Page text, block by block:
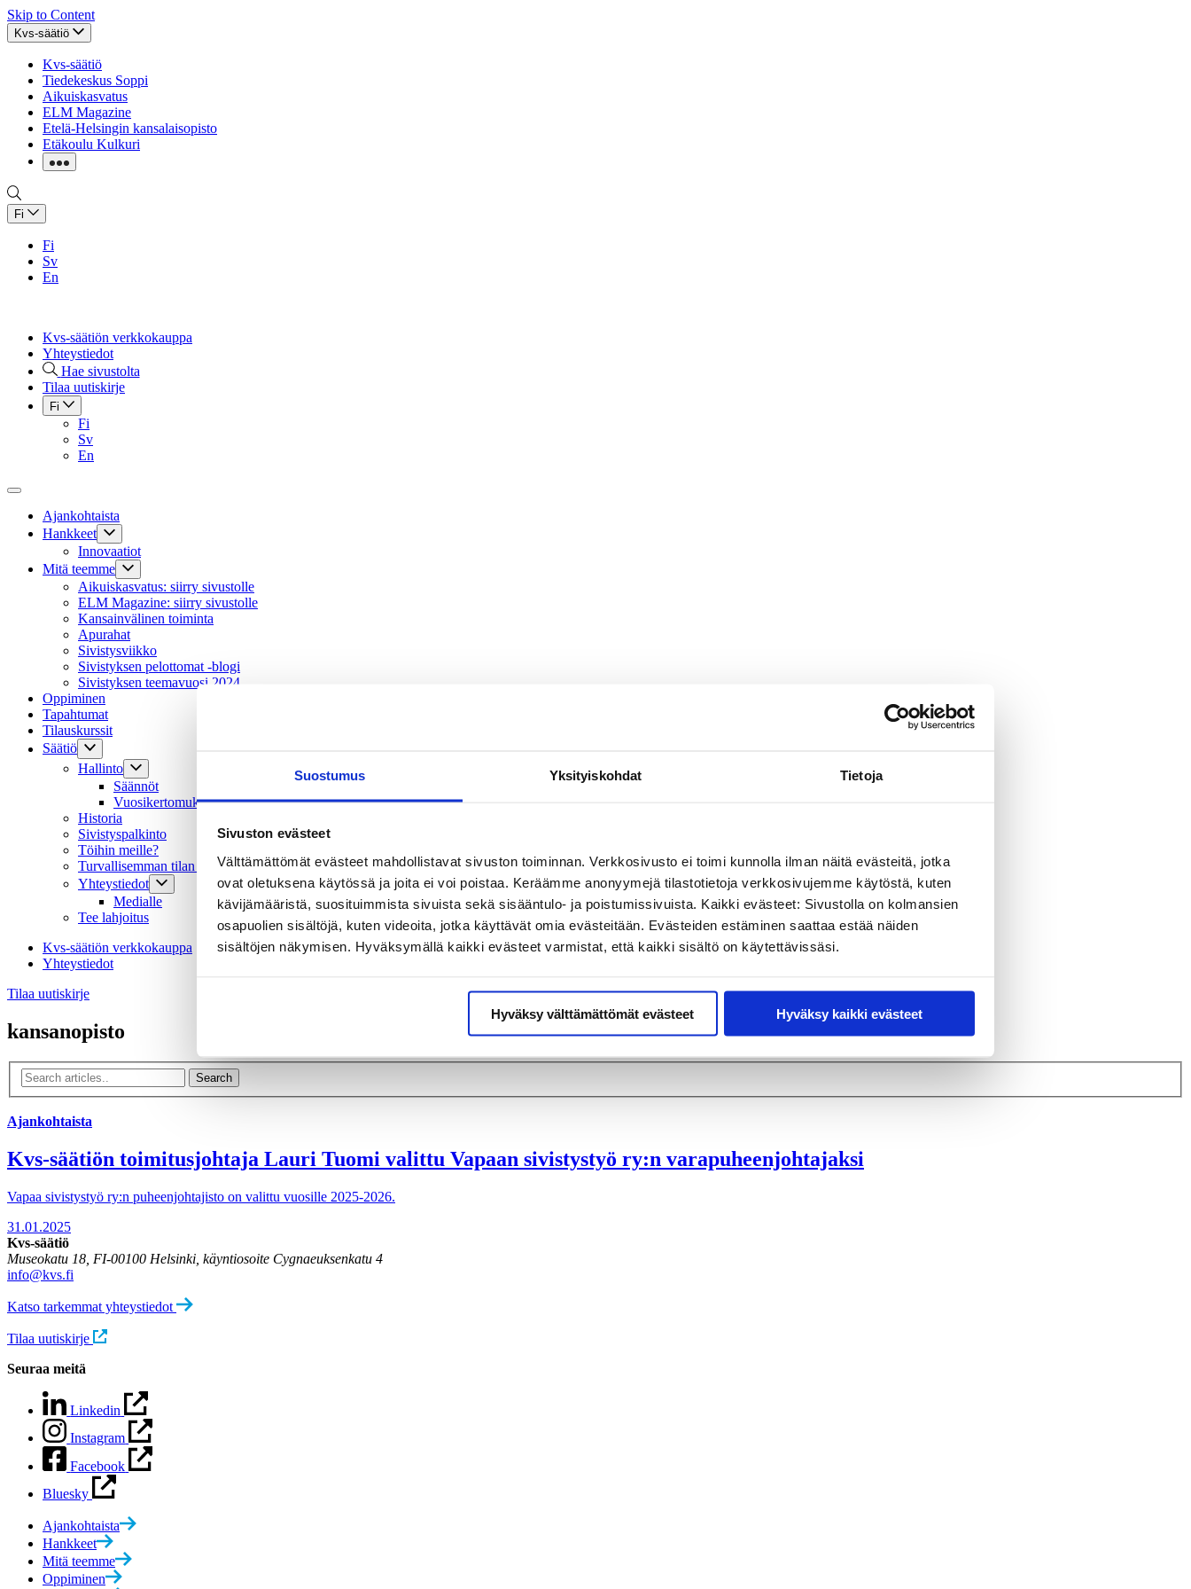
Suostumus Yksityiskohdat Tietoja
Sivuston evästeet
Välttämättömät evästeet mahdollistavat sivuston toiminnan. Verkkosivusto ei toimi kunnolla ilman näitä evästeitä, jotka
ovat oletuksena käytössä ja joita ei voi poistaa. Keräämme anonyymejä tilastotietoja verkkosivujemme käytöstä, kuten
kävijämääristä, suosituimmista sivuista sekä sisääntulo- ja poistumissivuista. Kaikki evästeet: Sivustolla on kolmansien
osapuolien sisältöjä, kuten videoita, jotka käyttävät omia evästeitään. Evästeiden estäminen saattaa estää näiden
sisältöjen näkymisen. Hyväksymällä kaikki evästeet varmistat, että kaikki sisältö on käytettävissäsi.
Hyväksy välttämättömät evästeet Hyväksy kaikki evästeet
Skip to Content
Kvs-säätiö
Kvs-säätiö
Tiedekeskus Soppi
Aikuiskasvatus
ELM Magazine
Etelä-Helsingin kansalaisopisto
Etäkoulu Kulkuri
Fi
Fi
Sv
En
Kvs-säätiön verkkokauppa
Yhteystiedot
Hae sivustolta
Tilaa uutiskirje
Fi
Fi
Sv
En
Ajankohtaista
Hankkeet
Innovaatiot
Mitä teemme
Aikuiskasvatus: siirry sivustolle
ELM Magazine: siirry sivustolle
Kansainvälinen toiminta
Apurahat
Sivistysviikko
Sivistyksen pelottomat -blogi
Sivistyksen teemavuosi 2024
Oppiminen
Tapahtumat
Tilauskurssit
Säätiö
Hallinto
Säännöt
Vuosikertomukset
Historia
Sivistyspalkinto
Töihin meille?
Turvallisemman tilan periaatteet
Yhteystiedot
Medialle
Tee lahjoitus
Kvs-säätiön verkkokauppa
Yhteystiedot
Tilaa uutiskirje
kansanopisto
Ajankohtaista
Kvs-säätiön toimitusjohtaja Lauri Tuomi valittu Vapaan sivistystyö ry:n varapuheenjohtajaksi
Vapaa sivistystyö ry:n puheenjohtajisto on valittu vuosille 2025-2026.
31.01.2025
Kvs-säätiö
Museokatu 18, FI-00100 Helsinki, käyntiosoite Cygnaeuksenkatu 4
info@kvs.fi
Katso tarkemmat yhteystiedot
Tilaa uutiskirje
Seuraa meitä
Linkedin
Instagram
Facebook
Bluesky
Ajankohtaista
Hankkeet
Mitä teemme
Oppiminen